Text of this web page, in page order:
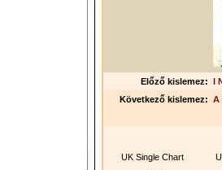
Előző kislemez: I
Következő kislemez: A
UK Single Chart